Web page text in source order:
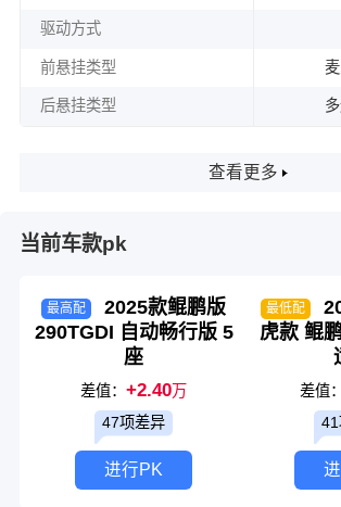
驱动方式
前悬挂类型
后悬挂类型
查看更多
当前车款pk
最高配
2025款鲲鹏版
290TGDI 自动畅行版 5
座
差值：+2.40万
47项差异
进行PK
最低配
虎款 鲲
差值：